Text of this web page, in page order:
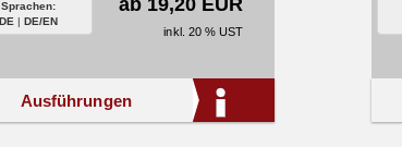
Sprachen:
DE
DE/EN
ab 19,20 EUR
inkl. 20 % UST
Ausführungen